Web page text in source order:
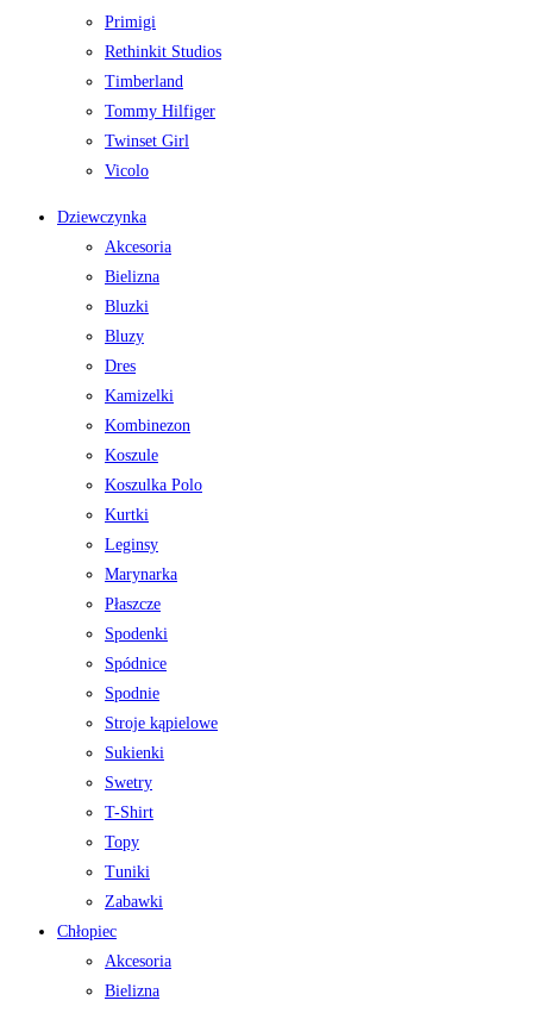
Primigi
Rethinkit Studios
Timberland
Tommy Hilfiger
Twinset Girl
Vicolo
Dziewczynka
Akcesoria
Bielizna
Bluzki
Bluzy
Dres
Kamizelki
Kombinezon
Koszule
Koszulka Polo
Kurtki
Leginsy
Marynarka
Płaszcze
Spodenki
Spódnice
Spodnie
Stroje kąpielowe
Sukienki
Swetry
T-Shirt
Topy
Tuniki
Zabawki
Chłopiec
Akcesoria
Bielizna